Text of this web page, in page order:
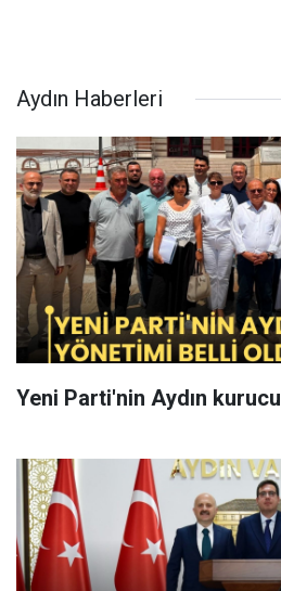
Aydın Haberleri
Yeni Parti'nin Aydın